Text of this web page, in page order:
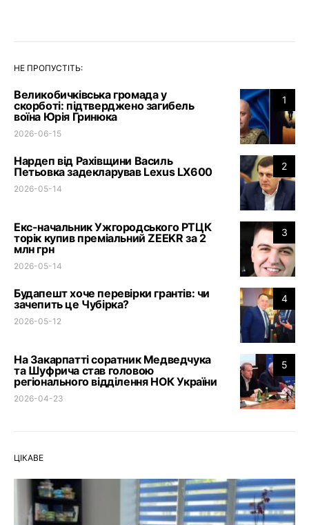
НЕ ПРОПУСТІТЬ:
1
Великобичківська громада у
скорботі: підтверджено загибель
воїна Юрія Гринюка
2026-06-15
2
Нардеп від Рахівщини Василь
Петьовка задекларував Lexus LX600
2026-05-14
3
Екс-начальник Ужгородського РТЦК
торік купив преміальний ZEEKR за 2
млн грн
2026-05-14
4
Будапешт хоче перевірки грантів: чи
зачепить це Чубірка?
2026-05-12
5
На Закарпатті соратник Медведчука
та Шуфрича став головою
регіонального відділення НОК України
2026-04-23
ЦІКАВЕ